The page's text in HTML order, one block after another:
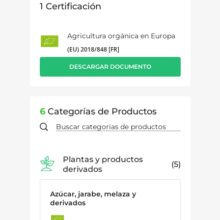
1 Certificación
Agricultura orgánica en Europa
(EU) 2018/848 [FR]
DESCARGAR DOCUMENTO
6Categorías de Productos
Plantas y productos
derivados
5
Azúcar, jarabe, melaza y
derivados